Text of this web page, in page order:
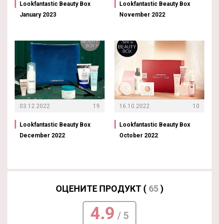
Lookfantastic Beauty Box
January 2023
03.12.2022 19
Lookfantastic Beauty Box
December 2022
Lookfantastic Beauty Box
November 2022
16.10.2022 10
Lookfantastic Beauty Box
October 2022
ОЦЕНИТЕ ПРОДУКТ ( 65)
4.9 / 5